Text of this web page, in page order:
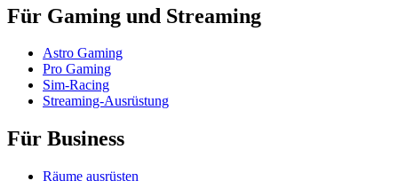
Für Gaming und Streaming
Astro Gaming
Pro Gaming
Sim-Racing
Streaming-Ausrüstung
Für Business
Räume ausrüsten